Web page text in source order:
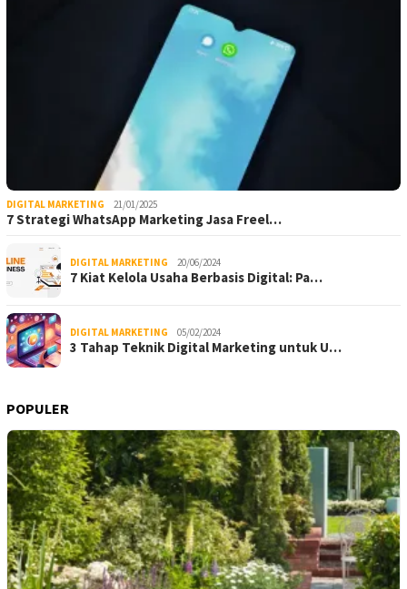
DIGITAL MARKETING 21/01/2025
7 Strategi WhatsApp Marketing Jasa Freel…
DIGITAL MARKETING 20/06/2024
7 Kiat Kelola Usaha Berbasis Digital: Pa…
DIGITAL MARKETING 05/02/2024
3 Tahap Teknik Digital Marketing untuk U…
POPULER